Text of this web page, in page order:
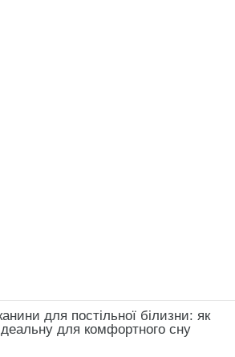
для постільної білизни: як
для комфортного сну